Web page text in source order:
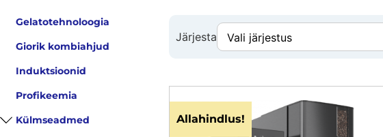
Gelatotehnoloogia
Giorik kombiahjud
Induktsioonid
Profikeemia
Külmseadmed
Järjesta
Allahindlus!